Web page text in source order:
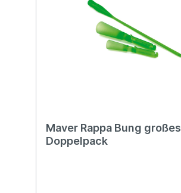
Maver Rappa Bung großes
Doppelpack